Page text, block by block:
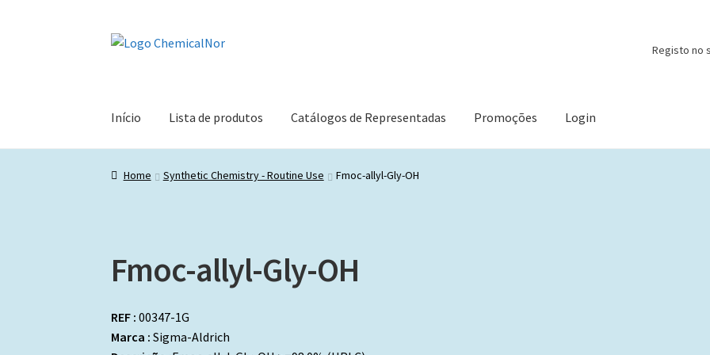
Ir
Saltar
Registo no
Início Lista de produtos Catálogos de Representadas Promoções Login
Home Synthetic Chemistry - Routine Use Fmoc-allyl-Gly-OH
Fmoc-allyl-Gly-OH
REF :00347-1G
Marca :Sigma-Aldrich